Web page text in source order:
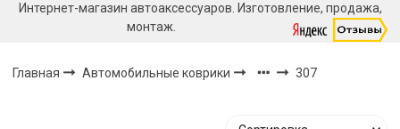
Интернет-магазин автоаксессуаров. Изготовление, продажа,
монтаж.
Главная Автомобильные коврики 307